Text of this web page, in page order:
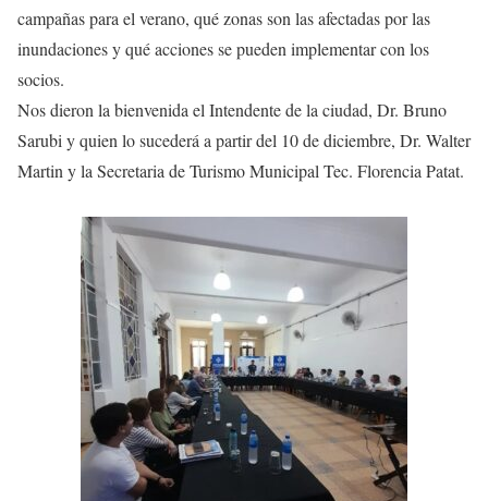
campañas para el verano, qué zonas son las afectadas por las
inundaciones y qué acciones se pueden implementar con los
socios.
Nos dieron la bienvenida el Intendente de la ciudad, Dr. Bruno
Sarubi y quien lo sucederá a partir del 10 de diciembre, Dr. Walter
Martin y la Secretaria de Turismo Municipal Tec. Florencia Patat.